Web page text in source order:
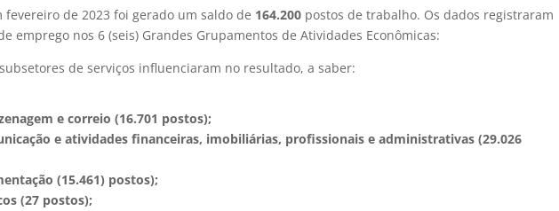
fevereiro de 2023 foi gerado um saldo de 164.200 postos de trabalho. Os dados registraram
emprego nos 6 (seis) Grandes Grupamentos de Atividades Econômicas:
de serviços influenciaram no resultado, a saber:
e correio (16.701 postos);
e atividades financeiras, imobiliárias, profissionais e administrativas (29.026
(15.461) postos);
(27 postos);